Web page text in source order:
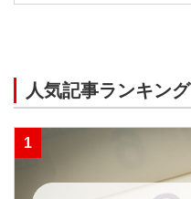
人気記事ランキング